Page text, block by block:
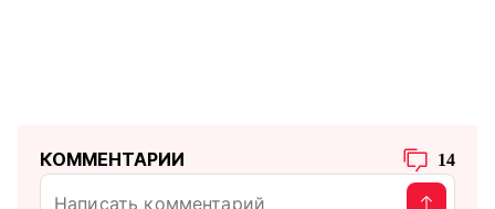
КОММЕНТАРИИ 14